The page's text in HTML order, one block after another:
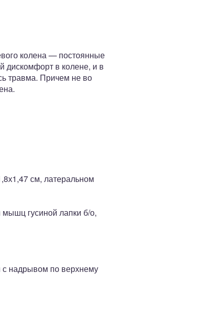
колена — постоянные
дискомфорт в колене, и в
травма. Причем не во
см, латеральном
гусиной лапки б/о,
с надрывом по верхнему